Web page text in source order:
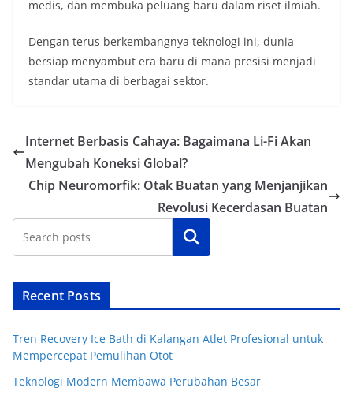
medis, dan membuka peluang baru dalam riset ilmiah.
Dengan terus berkembangnya teknologi ini, dunia
bersiap menyambut era baru di mana presisi menjadi
standar utama di berbagai sektor.
Internet Berbasis Cahaya: Bagaimana Li-Fi Akan
Mengubah Koneksi Global?
Chip Neuromorfik: Otak Buatan yang Menjanjikan
Revolusi Kecerdasan Buatan
Cari
Recent Posts
Tren Recovery Ice Bath di Kalangan Atlet Profesional untuk
Mempercepat Pemulihan Otot
Teknologi Modern Membawa Perubahan Besar